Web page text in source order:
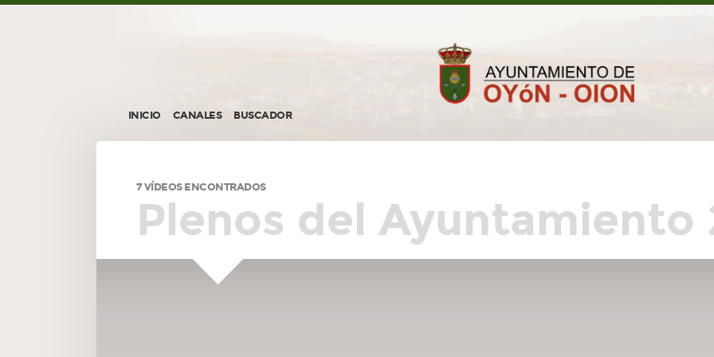
INICIO CANALES BUSCADOR
7 VÍDEOS ENCONTRADOS
Plenos del Ayuntamiento